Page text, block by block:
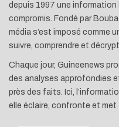
depuis 1997 une
compromis. Fondé par
média s’est imposé comme
suivre, comprendre et
Chaque jour, Guineenews
des analyses approfondies
près des faits. Ici,
elle éclaire, confronte et met